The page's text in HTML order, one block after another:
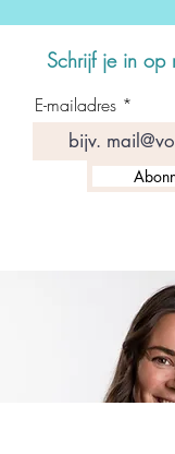
Schrijf je in op
E-mailadres